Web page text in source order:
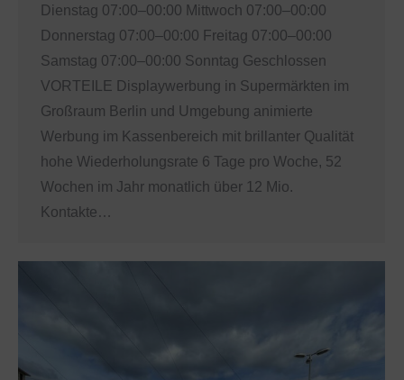
Dienstag 07:00–00:00 Mittwoch 07:00–00:00
Donnerstag 07:00–00:00 Freitag 07:00–00:00
Samstag 07:00–00:00 Sonntag Geschlossen
VORTEILE Displaywerbung in Supermärkten im
Großraum Berlin und Umgebung animierte
Werbung im Kassenbereich mit brillanter Qualität
hohe Wiederholungsrate 6 Tage pro Woche, 52
Wochen im Jahr monatlich über 12 Mio.
Kontakte…